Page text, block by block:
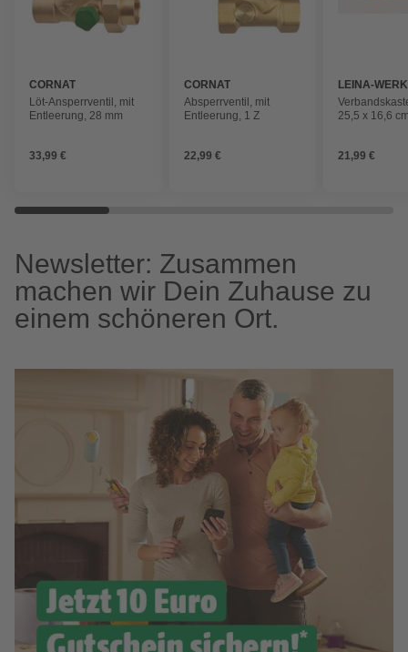
CORNAT
Löt-Ansperrventil, mit
Entleerung, 28 mm
33,99 €
CORNAT
Absperrventil, mit
Entleerung, 1 Z
22,99 €
LEINA-
25,5 x 16,6
21,99 €
Newsletter: Zusammen
machen wir Dein Zuhause zu
einem schöneren Ort.